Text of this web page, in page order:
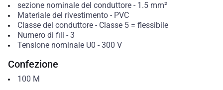
sezione nominale del conduttore- 1.5 mm²
Materiale del rivestimento- PVC
Classe del conduttore- Classe 5 = flessibile
Numero di fili - 3
Tensione nominale U0 - 300 V
Confezione
100 M